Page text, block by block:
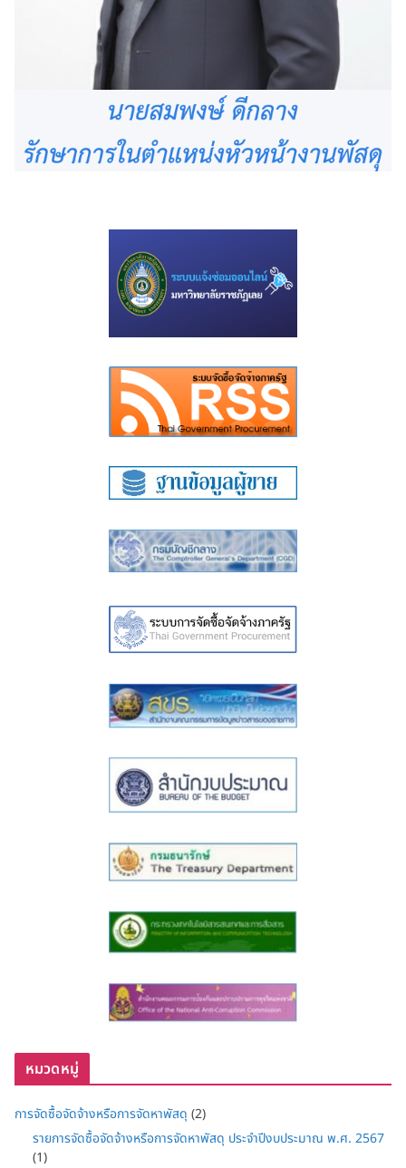
หมวดหมู่
การจัดซื้อจัดจ้างหรือการจัดหาพัสดุ (2)
รายการจัดซื้อจัดจ้างหรือการจัดหาพัสดุ ประจำปีงบประมาณ พ.ศ. 2567
(1)